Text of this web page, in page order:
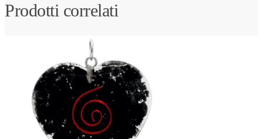
Prodotti correlati